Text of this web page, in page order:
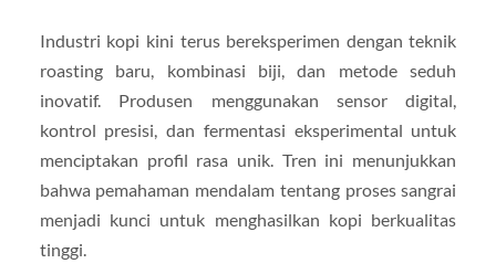
Industri kopi kini terus bereksperimen dengan teknik
roasting baru, kombinasi biji, dan metode seduh
inovatif. Produsen menggunakan sensor digital,
kontrol presisi, dan fermentasi eksperimental untuk
menciptakan profil rasa unik. Tren ini menunjukkan
bahwa pemahaman mendalam tentang proses sangrai
menjadi kunci untuk menghasilkan kopi berkualitas
tinggi.